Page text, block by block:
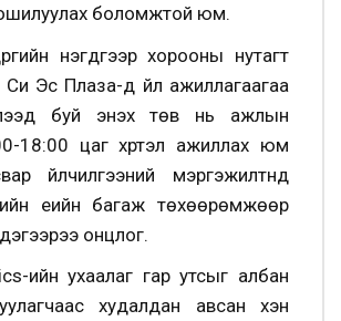
боломжтой юм.
нэгдүгээр хорооны нутагт
Эс Плаза-д үйл ажиллагаагаа
буй энэхүү төв нь ажлын
18:00 цаг хүртэл ажиллах юм
үйлчилгээний мэргэжилтнүүд
үеийн багаж төхөөрөмжөөр
онцлог.
ийн ухаалаг гар утсыг албан
худалдан авсан хэн